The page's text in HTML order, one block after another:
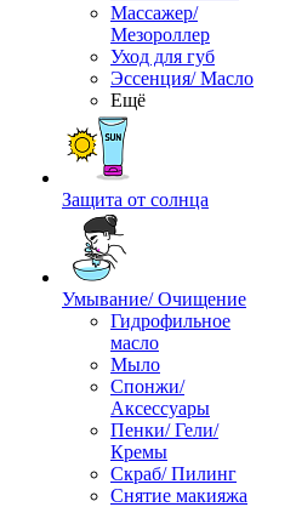
Массажер/
Мезороллер
Уход для губ
Эссенция/ Масло
Ещё
Защита от солнца
Умывание/ Очищение
Гидрофильное
масло
Мыло
Спонжи/
Аксессуары
Пенки/ Гели/
Кремы
Скраб/ Пилинг
Снятие макияжа